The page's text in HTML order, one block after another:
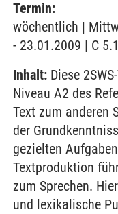
Termin:
wöchentlich |
- 23.01.2009 | C
Inhalt: Diese
Niveau A2 des
Text zum anderen
der
gezielten
Textproduktion
zum Sprechen.
und lexikalische